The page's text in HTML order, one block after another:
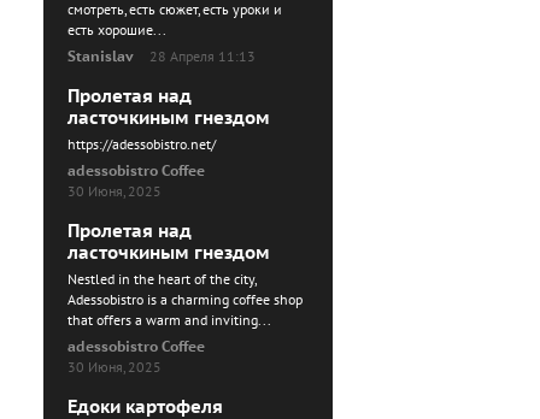
смотреть, есть сюжет, есть уроки и
есть хорошие...
Stanislav
28 Апреля 11:13
Пролетая над
ласточкиным гнездом
https://adessobistro.net/
adessobistro Coffee
30 Июня, 2025
Пролетая над
ласточкиным гнездом
Nestled in the heart of the city,
Adessobistro is a charming coffee shop
that offers a warm and inviting...
adessobistro Coffee
30 Июня, 2025
Едоки картофеля